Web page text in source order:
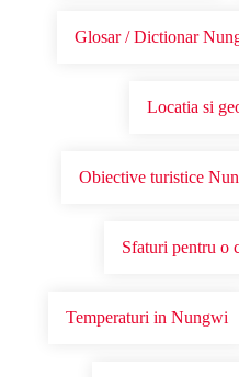
Glosar / Dictionar
Locatia si
Obiective turistice
Sfaturi pentru o
Temperaturi in Nungwi